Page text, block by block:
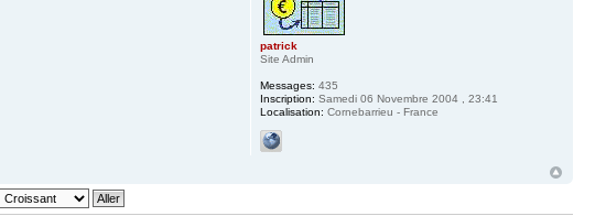
patrick
Site Admin
Messages: 435
Inscription: Samedi 06 Novembre 2004 , 23:41
Localisation: Cornebarrieu - France